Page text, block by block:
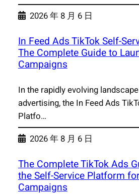
2026 年 8 月 6 日
In Feed Ads TikTok Self-
The Complete Guide to
Campaigns
In the rapidly evolving
advertising, the In Feed Ads
Platfo…
2026 年 8 月 6 日
The Complete TikTok Ads
the Self-Service Platform
Campaigns